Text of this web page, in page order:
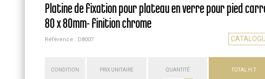
Platine de fixation pour plateau en verre pour pied
80 x 80mm- finition chrome
Référence : D8007
CONDITION PRIX UNITAIRE QUANTITÉ TOTAL H.T.